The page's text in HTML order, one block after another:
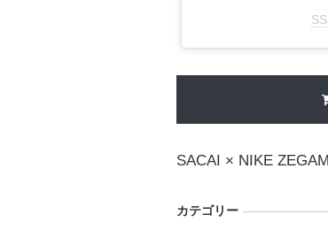
SACAI × NIKE
カテゴリー